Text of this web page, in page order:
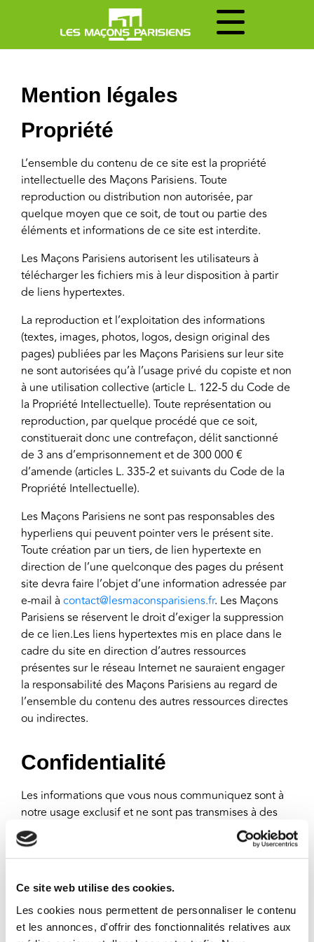
Ce site web utilise des cookies.
Les cookies nous permettent de personnaliser le contenu
et les annonces, d'offrir des fonctionnalités relatives aux
Mention légales
Propriété
L’ensemble du contenu de ce site est la propriété
intellectuelle des Maçons Parisiens. Toute
reproduction ou distribution non autorisée, par
quelque moyen que ce soit, de tout ou partie des
éléments et informations de ce site est interdite.
Les Maçons Parisiens autorisent les utilisateurs à
télécharger les fichiers mis à leur disposition à partir
de liens hypertextes.
La reproduction et l’exploitation des informations
(textes, images, photos, logos, design original des
pages) publiées par les Maçons Parisiens sur leur site
ne sont autorisées qu’à l’usage privé du copiste et non
à une utilisation collective (article L. 122-5 du Code de
la Propriété Intellectuelle). Toute représentation ou
reproduction, par quelque procédé que ce soit,
constituerait donc une contrefaçon, délit sanctionné
de 3 ans d’emprisonnement et de 300 000 €
d’amende (articles L. 335-2 et suivants du Code de la
Propriété Intellectuelle).
Les Maçons Parisiens ne sont pas responsables des
hyperliens qui peuvent pointer vers le présent site.
Toute création par un tiers, de lien hypertexte en
direction de l’une quelconque des pages du présent
site devra faire l’objet d’une information adressée par
e-mail à contact@lesmaconsparisiens.fr. Les Maçons
Parisiens se réservent le droit d’exiger la suppression
de ce lien.Les liens hypertextes mis en place dans le
cadre du site en direction d’autres ressources
présentes sur le réseau Internet ne sauraient engager
la responsabilité des Maçons Parisiens au regard de
l’ensemble du contenu des autres ressources directes
ou indirectes.
Confidentialité
Les informations que vous nous communiquez sont à
notre usage exclusif et ne sont pas transmises à des
tiers. En application de la Loi N° 78-17 du 6 janvier
1978 relative à l’Informatique, aux Fichiers et aux
Libertés, vous disposez des droits d’opposition,
d’accès et de rectification des données vous
concernant en adressant un e-mail
àcontact@lesmaconsparisiens.fr.